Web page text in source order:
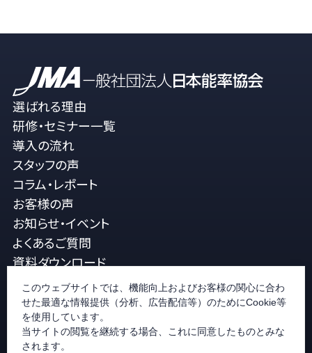
このウェブサイトでは、機能向上およびお客様の関心に合わ
せた最適な情報提供（分析、広告配信等）のためにCookie等
を使用しています。
当サイトの閲覧を継続する場合、これに同意したものとみな
されます。
選ばれる理由
研修・セミナー一覧
導入の流れ
スタッフの声
コラム・レポート
お客様の声
お知らせ・イベント
よくあるご質問
資料ダウンロード
メルマガ登録
JMA公式ホームページ
お問い合せ